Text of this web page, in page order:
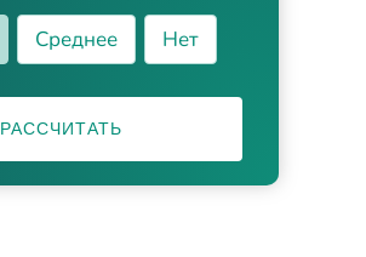
Среднее Нет
РАССЧИТАТЬ